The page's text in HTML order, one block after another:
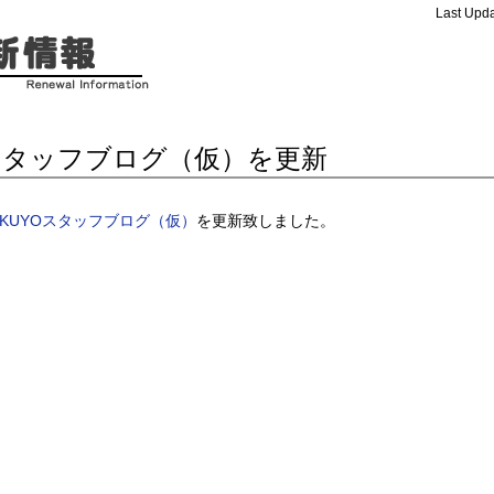
Last
ッフブログ（仮）を更新
スタッフブログ（仮） を更新致しました。